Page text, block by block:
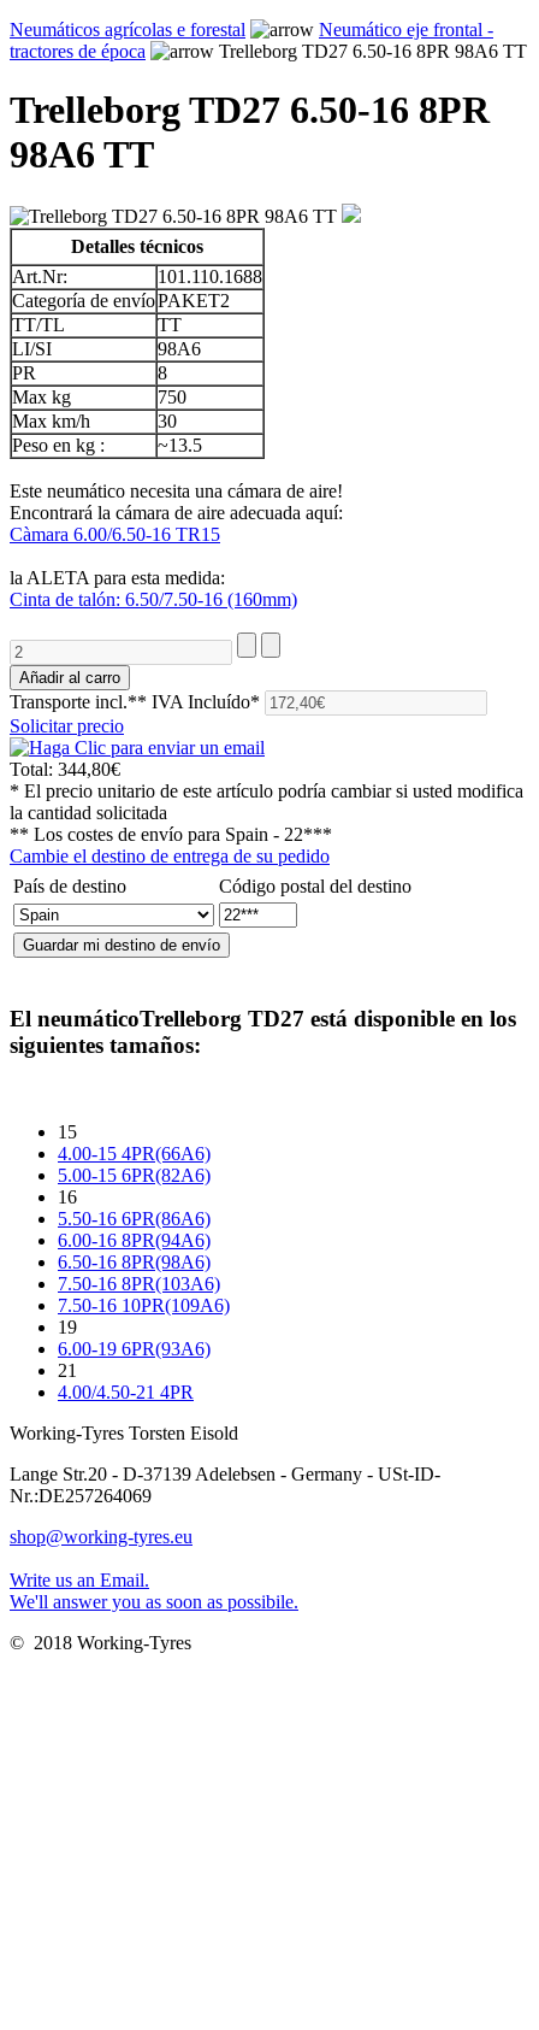
Neumáticos agrícolas e forestal
Neumático eje frontal -
tractores de época
Trelleborg TD27 6.50-16 8PR 98A6 TT
Trelleborg TD27 6.50-16 8PR
98A6 TT
Detalles técnicos
Art.Nr:
101.110.1688
Categoría de envíoPAKET2
TT/TL
TT
LI/SI
98A6
PR
8
Max kg
750
Max km/h
30
Peso en kg :
~13.5
Este neumático necesita una cámara de aire!
Encontrará la cámara de aire adecuada aquí:
Càmara 6.00/6.50-16 TR15
la ALETA para esta medida:
Cinta de talón: 6.50/7.50-16 (160mm)
Transporte incl.** IVA Incluído*
Solicitar precio
Total: 344,80€
* El precio unitario de este artículo podría cambiar si usted modifica
la cantidad solicitada
** Los costes de envío para Spain - 22***
Cambie el destino de entrega de su pedido
País de destino
Código postal del destino
El neumáticoTrelleborg TD27 está disponible en los
siguientes tamaños:
15
4.00-15 4PR(66A6)
5.00-15 6PR(82A6)
16
5.50-16 6PR(86A6)
6.00-16 8PR(94A6)
6.50-16 8PR(98A6)
7.50-16 8PR(103A6)
7.50-16 10PR(109A6)
19
6.00-19 6PR(93A6)
21
4.00/4.50-21 4PR
Working-Tyres Torsten Eisold
Lange Str.20 - D-37139 Adelebsen - Germany - USt-ID-
Nr.:DE257264069
shop@working-tyres.eu
Write us an Email.
We'll answer you as soon as possibile.
© 2018 Working-Tyres